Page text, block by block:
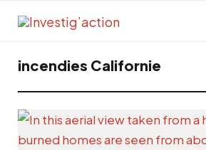
incendies Californie